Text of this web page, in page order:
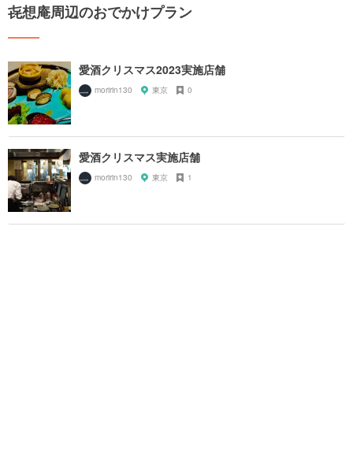
㐂想庵周辺のおでかけプラン
愛酒クリスマス2023実施店舗
moririn130 東京 0
愛酒クリスマス実施店舗
moririn130 東京 1